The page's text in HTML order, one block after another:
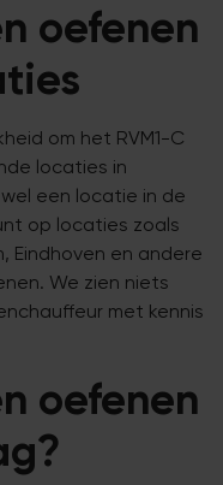
oefenen
om het RVM1-C
locaties in
een locatie in de
op locaties zoals
Eindhoven en andere
We zien niets
met kennis
oefenen